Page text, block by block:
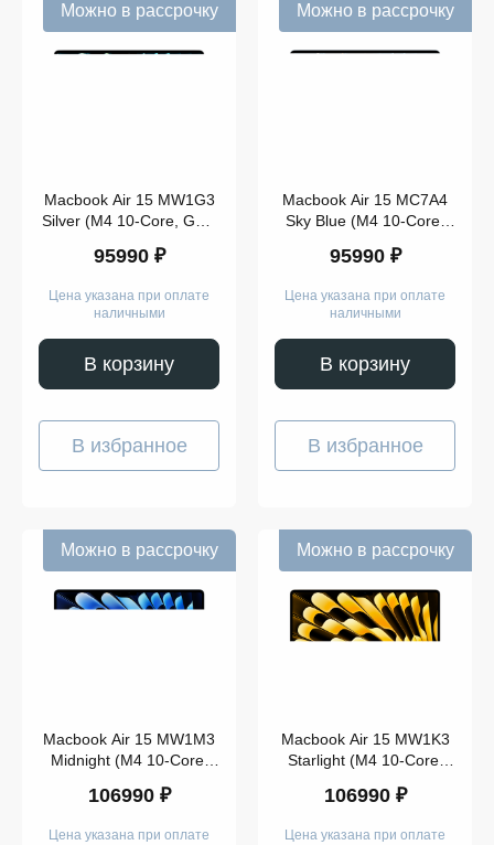
Память
Модель
Показать
Можно в рассрочку
Macbook Air 15 MW1G3
Silver (M4 10-Core, GPU
95990 ₽
Цена указана при оплате
наличными
В корзину
В избранное
Можно в рассрочку
Macbook Air 15 MC7A4
Sky Blue (M4 10-Core,
256GB)
95990 ₽
Цена указана при оплате
наличными
В корзину
В избранное
Можно в рассрочку
Macbook Air 15 MW1M3
Midnight (M4 10-Core,
512GB)
106990 ₽
Цена указана при оплате
Можно в рассрочку
Macbook Air 15 MW1K3
Starlight (M4 10-Core,
512GB)
106990 ₽
Цена указана при оплате